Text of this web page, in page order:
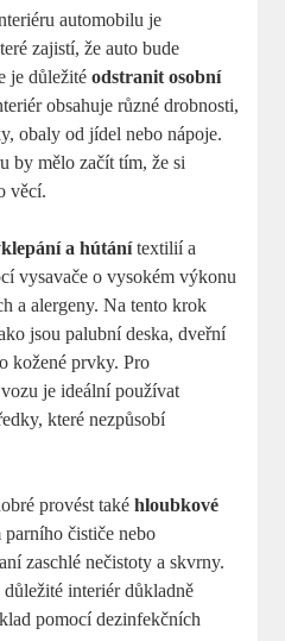
automobilu je
zajistí, že auto bude
je důležitéodstranit osobní
obsahuje různé drobnosti,
obaly od jídel nebo nápoje.
by mělo začít tím, že si
věcí.
a hútánítextilií a
vysavače o vysokém výkonu
a alergeny. Na tento krok
jsou palubní deska, dveřní
kožené prvky. Pro
je ideální používat
které nezpůsobí
provést takéhloubkové
čističe nebo
zaschlé nečistoty a skvrny.
interiér důkladně
pomocí dezinfekčních